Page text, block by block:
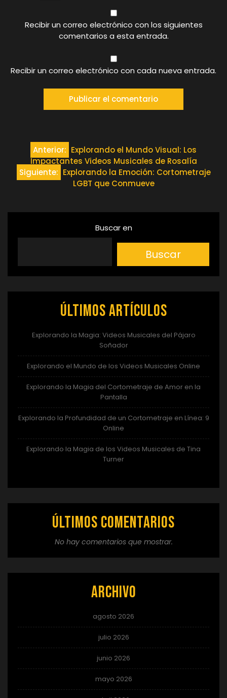
Recibir un correo electrónico con los siguientes
comentarios a esta entrada.
Recibir un correo electrónico con cada nueva entrada.
Navegación
de
Anterior: Explorando el Mundo Visual: Los
Impactantes Videos Musicales de Rosalía
Siguiente: Explorando la Emoción: Cortometraje
LGBT que Conmueve
Buscar en
Buscar
Últimos artículos
Explorando la Magia: Videos Musicales del Pájaro
Soñador
Explorando el Mundo de los Videos Musicales Online
Explorando la Magia del Cortometraje de Amor en la
Pantalla
Explorando la Profundidad de un Cortometraje en Línea: 9
Online
Explorando la Magia de los Videos Musicales de Tina
Turner
Últimos comentarios
No hay comentarios que mostrar.
Archivo
agosto 2026
julio 2026
junio 2026
mayo 2026